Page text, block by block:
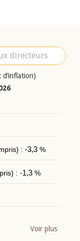
directeurs
: -3,3%
: -1,3%
Voir plus